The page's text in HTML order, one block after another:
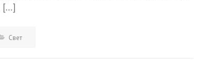
[…]
Свет